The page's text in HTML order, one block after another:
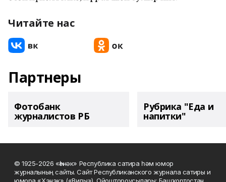
Читайте нас
Партнеры
Фотобанк
журналистов РБ
Рубрика "Еда и
напитки"
© 1925-2026 «Һәнәк» Республика сатира һәм юмор
журналының сайты. Сайт Республиканского журнала сатиры и